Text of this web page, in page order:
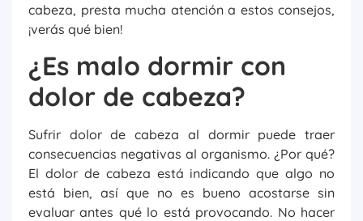
cabeza, presta mucha atención a estos consejos,
¡verás qué bien!
¿Es malo dormir con
dolor de cabeza?
Sufrir dolor de cabeza al dormir puede traer
consecuencias negativas al organismo. ¿Por qué?
El dolor de cabeza está indicando que algo no
está bien, así que no es bueno acostarse sin
evaluar antes qué lo está provocando. No hacer